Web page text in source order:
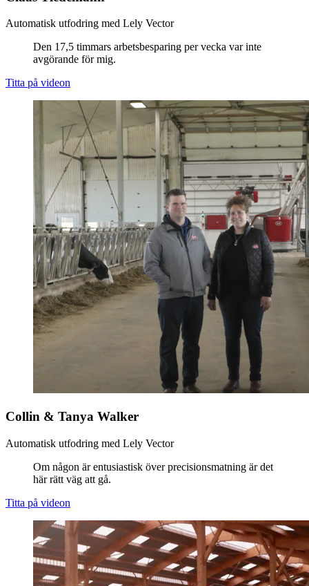
Automatisk utfodring med Lely Vector
Den 17,5 timmars arbetsbesparing per vecka var inte
avgörande för mig.
Titta på videon
Collin & Tanya Walker
Automatisk utfodring med Lely Vector
Om någon är entusiastisk över precisionsmatning är det
här rätt väg att gå.
Titta på videon